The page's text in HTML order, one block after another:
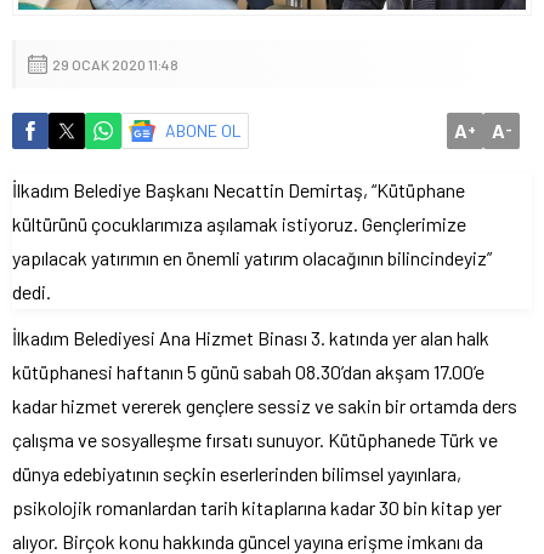
29 OCAK 2020 11:48
ABONE OL A+ A-
İlkadım Belediye Başkanı Necattin Demirtaş, “Kütüphane
kültürünü çocuklarımıza aşılamak istiyoruz. Gençlerimize
yapılacak yatırımın en önemli yatırım olacağının bilincindeyiz”
dedi.
İlkadım Belediyesi Ana Hizmet Binası 3. katında yer alan halk
kütüphanesi haftanın 5 günü sabah 08.30’dan akşam 17.00’e
kadar hizmet vererek gençlere sessiz ve sakin bir ortamda ders
çalışma ve sosyalleşme fırsatı sunuyor. Kütüphanede Türk ve
dünya edebiyatının seçkin eserlerinden bilimsel yayınlara,
psikolojik romanlardan tarih kitaplarına kadar 30 bin kitap yer
alıyor. Birçok konu hakkında güncel yayına erişme imkanı da